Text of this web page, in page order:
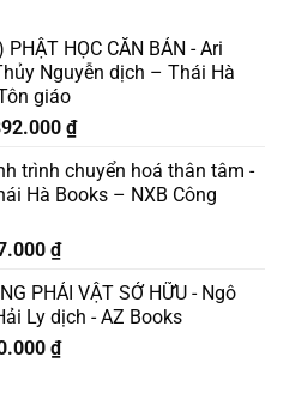
HỌC CĂN BẢN - Ari
Nguyễn dịch – Thái Hà
giáo
₫.
₫Giá
tại
là:
trình chuyển hoá thân tâm -
Hà Books – NXB Công
₫.
₫Giá
tại
là:
117.000 ₫.
PHẢI VẬT SỞ HỮU - Ngô
Ly dịch - AZ Books
₫Giá